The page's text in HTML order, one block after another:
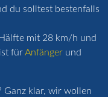
du solltest bestenfalls
mit 28 km/h und
fürAnfänger und
klar, wir wollen